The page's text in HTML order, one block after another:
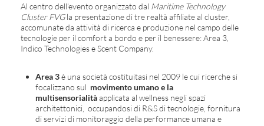
Al centro dell’evento organizzato dal Maritime Technology
Cluster FVGla presentazione di tre realtà affiliate al cluster,
accomunate da attività di ricerca e produzione nel campo delle
tecnologie per il comfort a bordo e per il benessere: Area 3,
Indico Technologies e Scent Company.
Area 3è una società costituitasi nel 2009 le cui ricerche si
focalizzano sul movimento umano e la
multisensorialitàapplicata al wellness negli spazi
architettonici, occupandosi di R&S di tecnologie, fornitura
di servizi di monitoraggio della performance umana e